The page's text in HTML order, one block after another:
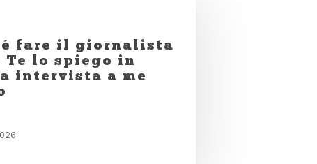
fare il giornalista
Te lo spiego in
intervista a me